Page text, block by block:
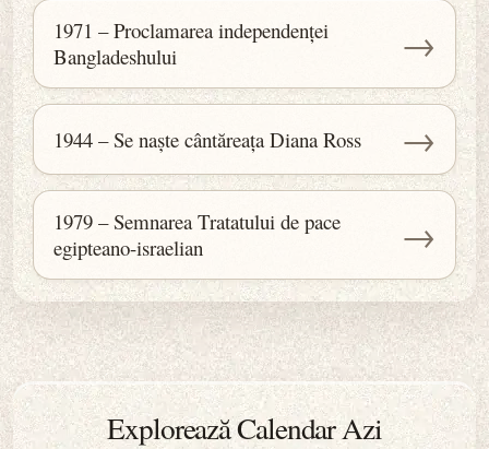
1971 – Proclamarea independenței
Bangladeshului
→
1944 – Se naște cântăreața Diana Ross →
1979 – Semnarea Tratatului de pace
egipteano-israelian
→
Explorează Calendar Azi